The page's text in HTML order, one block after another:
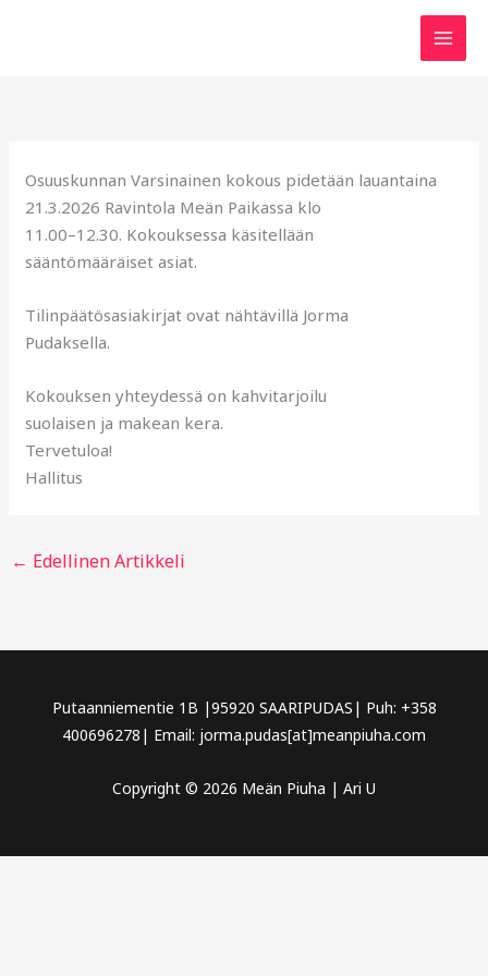
Osuuskunnan Varsinainen kokous pidetään lauantaina
21.3.2026 Ravintola Meän Paikassa klo
11.00–12.30. Kokouksessa käsitellään
sääntömääräiset asiat.
Tilinpäätösasiakirjat ovat nähtävillä Jorma
Pudaksella.
Kokouksen yhteydessä on kahvitarjoilu
suolaisen ja makean kera.
Tervetuloa!
Hallitus
← Edellinen Artikkeli
Putaanniementie 1B |95920 SAARIPUDAS| Puh: +358
400696278| Email: jorma.pudas[at]meanpiuha.com
Copyright © 2026 Meän Piuha | Ari U